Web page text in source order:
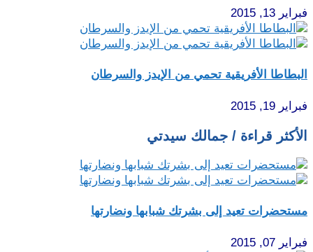
فبراير 13, 2015
البطاطا الأفريقية تحمي من الإيدز والسرطان
فبراير 19, 2015
الأكثر قراءة / جمالك سيدتي
مستحضرات تعيد إلى بشرتك شبابها ونضارتها
فبراير 07, 2015